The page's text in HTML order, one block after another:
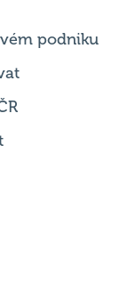
podniku